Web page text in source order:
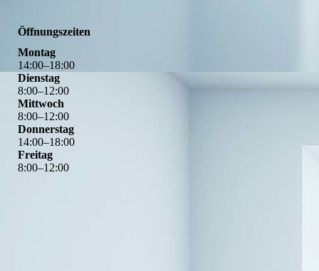
Öffnungszeiten
Montag
14:00–18:00
Dienstag
8:00–12:00
Mittwoch
8:00–12:00
Donnerstag
14:00–18:00
Freitag
8:00–12:00